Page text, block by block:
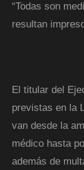
“Todas son
resultan
El titular del
previstas en la
van desde la
médico hasta
además de